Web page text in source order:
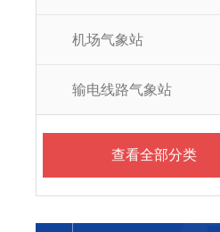
机场气象站
输电线路气象站
查看全部分类